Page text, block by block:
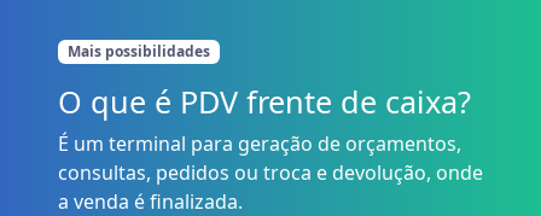
Mais possibilidades
O que é PDV frente de caixa?
É um terminal para geração de orçamentos,
consultas, pedidos ou troca e devolução, onde
a venda é finalizada.